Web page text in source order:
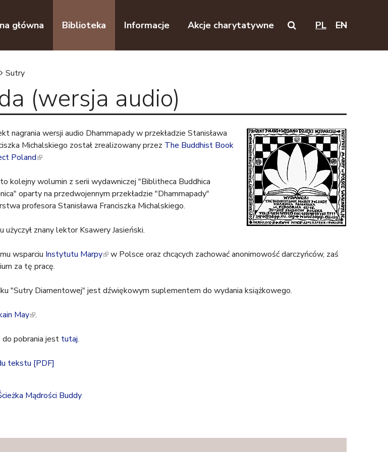
główna Biblioteka Informacje Akcje charytatywne PL EN
Sutry
(wersja audio)
nagrania wersji audio Dhammapady w przekładzie Stanisława
Michalskiego został zrealizowany przez The Buddhist Book
Poland(
i
n
k
s
x
t
r
)
kolejny wolumin z serii wydawniczej "Biblitheca Buddhica
oparty na przedwojennym przekładzie "Dhammapady"
profesora Stanisława Franciszka Michalskiego.
użyczył znany lektor Ksawery Jasieński.
wsparciu Instytutu Marpy(
n
)
w Polsce oraz chcących zachować anonimowość darczyńców, zaś
za tę pracę.
"Sutry Diamentowej" jest dźwiękowym suplementem do wydania książkowego.
May(
i
k
e
e
.
pobrania jest tutaj.
tekstu [PDF]
Mądrości Buddy